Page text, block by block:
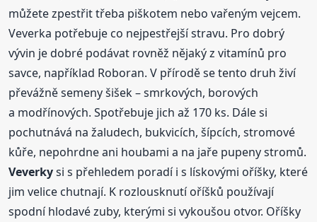
můžete zpestřit třeba piškotem nebo vařeným vejcem.
Veverka potřebuje co nejpestřejší stravu. Pro dobrý
vývin je dobré podávat rovněž nějaký z vitamínů pro
savce, například Roboran. V přírodě se tento druh živí
převážně semeny šišek – smrkových, borových
a modřínových. Spotřebuje jich až 170 ks. Dále si
pochutnává na žaludech, bukvicích, šípcích, stromové
kůře, nepohrdne ani houbami a na jaře pupeny stromů.
Veverkysi s přehledem poradí i s lískovými oříšky, které
jim velice chutnají. K rozlousknutí oříšků používají
spodní hlodavé zuby, kterými si vykoušou otvor. Oříšky